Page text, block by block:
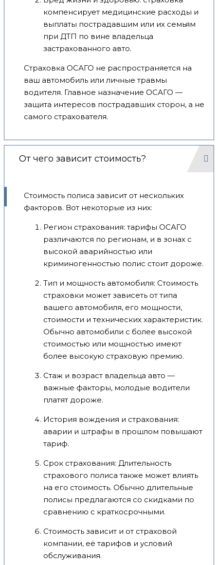
компенсирует медицинские расходы и
выплаты пострадавшим или их семьям
при ДТП по вине владельца
застрахованного авто.
Страховка ОСАГО не распространяется на
ваш автомобиль или личные травмы
водителя. Главное назначение ОСАГО —
защита интересов пострадавших сторон, а не
самого страхователя.
От чего зависит стоимость?
Стоимость полиса зависит от нескольких
факторов. Вот некоторые из них:
Регион страхования: тарифы ОСАГО
различаются по регионам, и в зонах с
высокой аварийностью или
криминогенностью полис стоит дороже.
Тип и мощность автомобиля: Стоимость
страховки может зависеть от типа
вашего автомобиля, его мощности,
стоимости и технических характеристик.
Обычно автомобили с более высокой
стоимостью или мощностью имеют
более высокую страховую премию.
Стаж и возраст владельца авто —
важные факторы, молодые водители
платят дороже.
История вождения и страхования:
аварии и штрафы в прошлом повышают
тариф.
Срок страхования: Длительность
страхового полиса также может влиять
на его стоимость. Обычно длительные
полисы предлагаются со скидками по
сравнению с краткосрочными.
Стоимость зависит и от страховой
компании, её тарифов и условий
обслуживания.